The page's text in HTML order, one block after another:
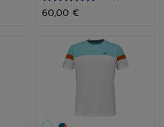
5.0
sur
étoiles.
60,00 €